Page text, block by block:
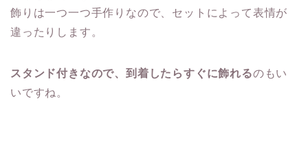
飾りは一つ一つ手作り なので、セットによって表情が
違ったりします。
スタンド付きなので、到着したらすぐに飾れるのもい
いですね。